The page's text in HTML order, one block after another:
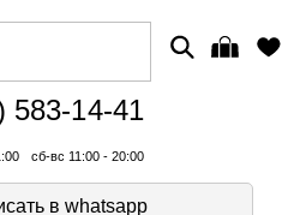
583-14-41
сб-вс 11:00 - 20:00
в whatsapp